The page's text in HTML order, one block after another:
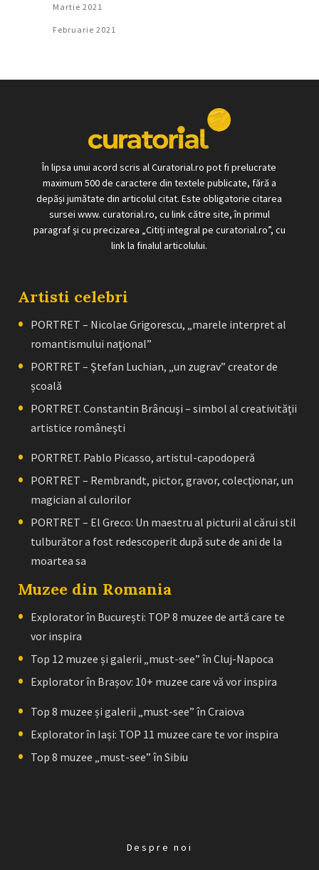
Martie 2021
Februarie 2021
În lipsa unui acord scris al Curatorial.ro pot fi prelucrate
maximum 500 de caractere din textele publicate, fără a
depăși jumătate din articolul citat. Este obligatorie citarea
sursei www. curatorial.ro, cu link către site, în primul
paragraf și cu precizarea „Citiți integral pe curatorial.ro”, cu
link la finalul articolului.
Artisti celebri
PORTRET – Nicolae Grigorescu, „marele interpret al
romantismului naţional”
PORTRET – Ştefan Luchian, „un zugrav” creator de
școală
PORTRET. Constantin Brâncuşi – simbol al creativităţii
artistice româneşti
PORTRET. Pablo Picasso, artistul-capodoperă
PORTRET – Rembrandt, pictor, gravor, colecţionar, un
magician al culorilor
PORTRET – El Greco: Un maestru al picturii al cărui stil
tulburător a fost redescoperit după sute de ani de la
moartea sa
Muzee din Romania
Explorator în București: TOP 8 muzee de artă care te
vor inspira
Top 12 muzee și galerii „must-see” în Cluj-Napoca
Explorator în Brașov: 10+ muzee care vă vor inspira
Top 8 muzee și galerii „must-see” în Craiova
Explorator în Iași: TOP 11 muzee care te vor inspira
Top 8 muzee „must-see” în Sibiu
Despre noi